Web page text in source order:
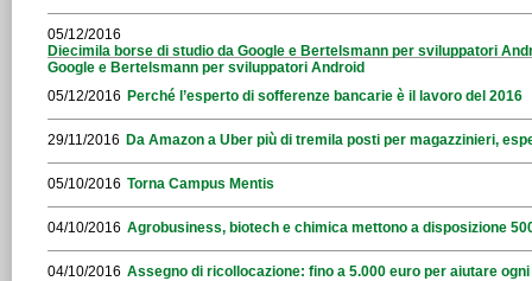
05/12/2016
Diecimila borse di studio da Google e Bertelsmann per sviluppatori
Google e Bertelsmann per sviluppatori Android
05/12/2016 Perché l’esperto di sofferenze bancarie è il lavoro del 2016
29/11/2016 Da Amazon a Uber più di tremila posti per magazzinieri,
05/10/2016 Torna Campus Mentis
04/10/2016 Agrobusiness, biotech e chimica mettono a disposizione
04/10/2016 Assegno di ricollocazione: fino a 5.000 euro per aiutare